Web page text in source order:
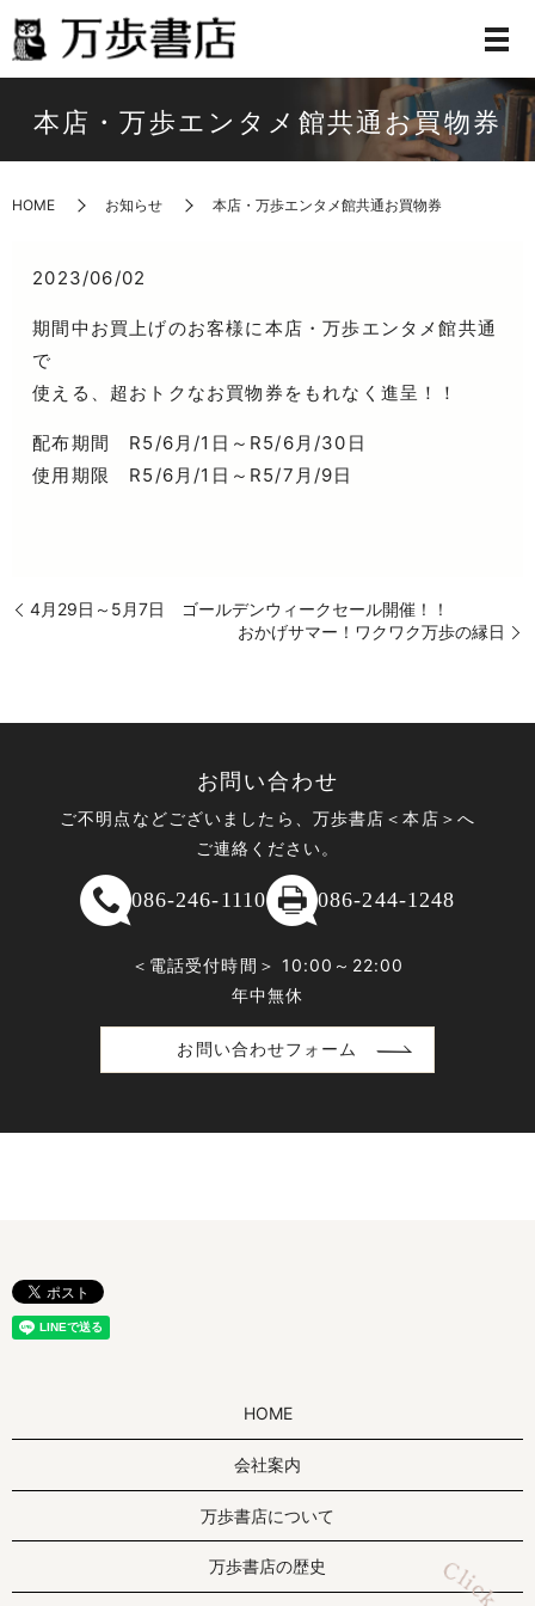
本店・万歩エンタメ館共通お買物券
HOME お知らせ 本店・万歩エンタメ館共通お買物券
2023/06/02
期間中お買上げのお客様に本店・万歩エンタメ館共通
で
使える、超おトクなお買物券をもれなく進呈！！
配布期間 R5/6月/1日～R5/6月/30日
使用期限 R5/6月/1日～R5/7月/9日
4月29日～5月7日 ゴールデンウィークセール開催！！
おかげサマー！ワクワク万歩の縁日
お問い合わせ
ご不明点などございましたら、万歩書店＜本店＞へ
ご連絡ください。
086-246-1110 086-244-1248
＜電話受付時間＞ 10:00～22:00
年中無休
お問い合わせフォーム
HOME
会社案内
万歩書店について
万歩書店の歴史